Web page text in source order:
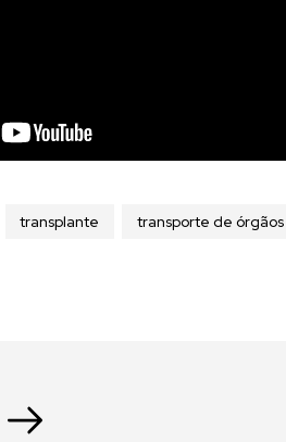
transplante transporte de órgãos